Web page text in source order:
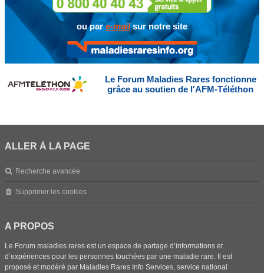
ou pare-mailsur notre site
Le Forum Maladies Rares fonctionne
grâce au soutien de l'AFM-Téléthon
ALLER À LA PAGE
Recherche avancée
Supprimer les cookies
A PROPOS
Le Forum maladies rares est un espace de partage d’informations et
d’expériences pour les personnes touchées par une maladie rare. Il est
proposé et modéré par Maladies Rares Info Services, service national